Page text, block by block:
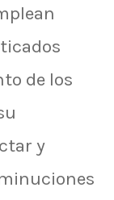
de los
y